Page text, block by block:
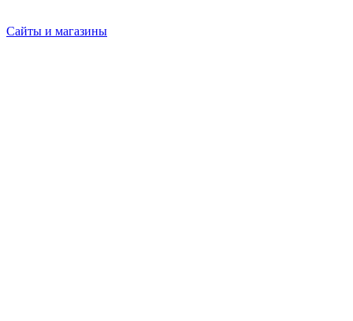
Сайты и магазины